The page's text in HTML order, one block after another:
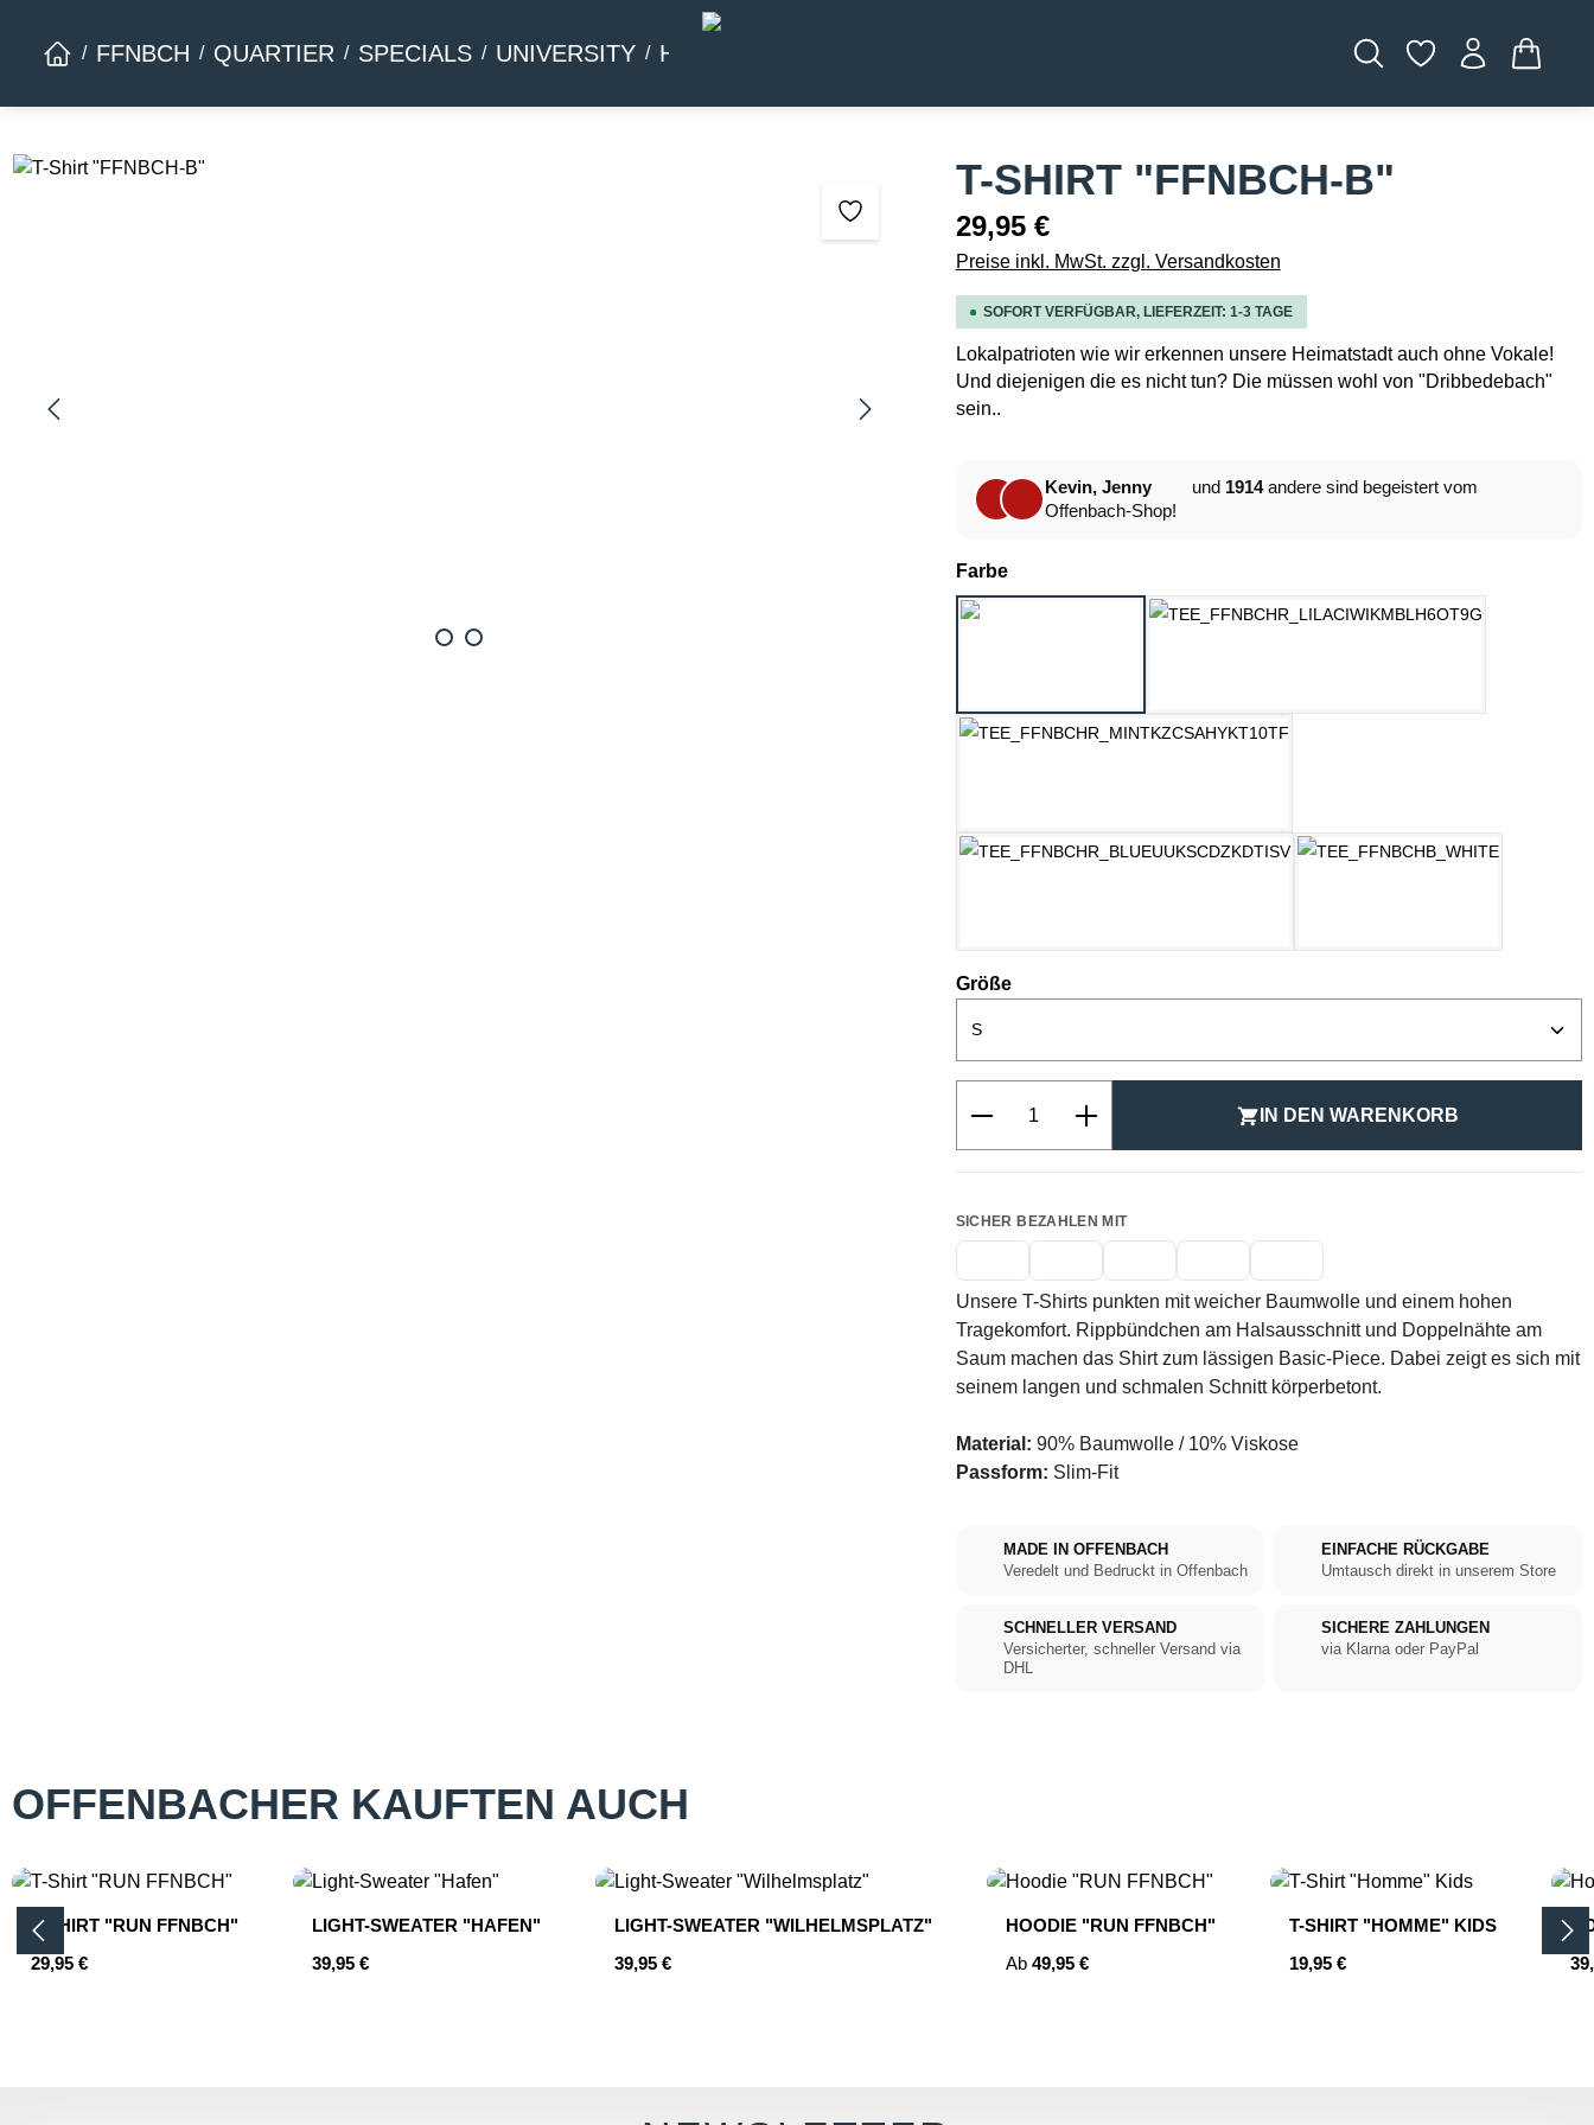
FFNBCH QUARTIER SPECIALS UNIVERSITY HOMMAGE
Bildergalerie überspringen T-SHIRT "FFNBCH-B"
29,95 €
Preise inkl. MwSt. zzgl. Versandkosten
SOFORT VERFÜGBAR, LIEFERZEIT: 1-3 TAGE
Lokalpatrioten wie wir erkennen unsere Heimatstadt auch ohne Vokale!
Und diejenigen die es nicht tun? Die müssen wohl von "Dribbedebach"
sein..
Kevin, Jenny und 1914andere sind begeistert vom
Offenbach-Shop!
Farbeauswählen
Größeauswählen
Produkt Anzahl: Gib den gewünschten Wert ein
IN DEN WARENKORB
SICHER BEZAHLEN MIT
Unsere T-Shirts punkten mit weicher Baumwolle und einem hohen
Tragekomfort. Rippbündchen am Halsausschnitt und Doppelnähte am
Saum machen das Shirt zum lässigen Basic-Piece. Dabei zeigt es sich mit
seinem langen und schmalen Schnitt körperbetont.
Material: 90% Baumwolle / 10% Viskose
Passform: Slim-Fit
MADE IN OFFENBACH
Veredelt und Bedruckt in Offenbach
EINFACHE RÜCKGABE
Umtausch direkt in unserem Store
SCHNELLER VERSAND
Versicherter, schneller Versand via
DHL
SICHERE ZAHLUNGEN
via Klarna oder PayPal
OFFENBACHER KAUFTEN AUCH
Produktgalerie überspringen
T-SHIRT "RUN FFNBCH"
Regulärer Preis:
29,95 €
LIGHT-SWEATER "HAFEN"
Regulärer Preis:
39,95 €
LIGHT-SWEATER "WILHELMSPLATZ"
Regulärer Preis:
39,95 €
HOODIE "RUN FFNBCH"
Regulärer Preis:
Ab 49,95 €
T-SHIRT "HOMME" KIDS
Regulärer Preis:
19,95 €